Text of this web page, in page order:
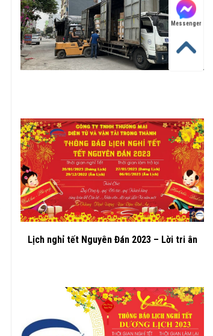
Lịch nghỉ tết Nguyên Đán 2023 – Lời tri ân
Messenger